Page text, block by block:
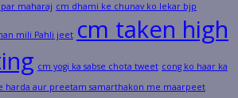
maharaj cm dhami ke chunav ko lekar bjp
mili Pahli jeet cm taken high
cm yogi ka sabse chota tweet cong ko haar ka
harda aur preetam samarthakon me maarpeet